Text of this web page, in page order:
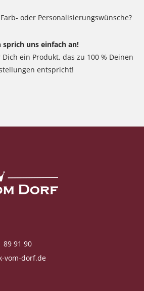
oder Personalisierungswünsche?
sprich uns einfach an!
ein Produkt, das zu 100 % Deinen
entspricht!
89 91 90
vom-dorf.de